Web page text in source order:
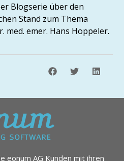
Blogserie über den
Stand zum Thema
med. emer. Hans Hoppeler.
eonum AG Kunden mit ihren